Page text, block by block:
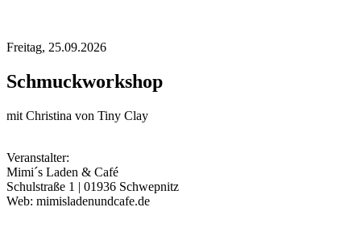
Freitag, 25.09.2026
Schmuckworkshop
mit Christina von Tiny Clay
Veranstalter:
Mimi´s Laden & Café
Schulstraße 1 | 01936 Schwepnitz
Web: mimisladenundcafe.de